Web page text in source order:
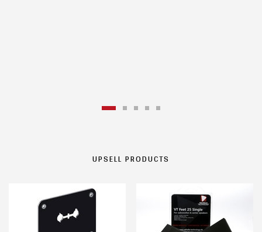
UPSELL PRODUCTS